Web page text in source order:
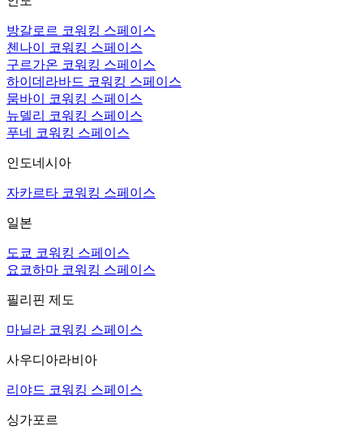
방갈로르 코워킹 스페이스
첸나이 코워킹 스페이스
구르가온 코워킹 스페이스
하이데라바드 코워킹 스페이스
뭄바이 코워킹 스페이스
뉴델리 코워킹 스페이스
푸네 코워킹 스페이스
인도네시아
자카르타 코워킹 스페이스
일본
도쿄 코워킹 스페이스
요코하마 코워킹 스페이스
필리핀 제도
마닐라 코워킹 스페이스
사우디아라비아
리야드 코워킹 스페이스
싱가포르